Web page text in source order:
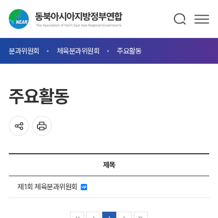
분과위원회 체육분과위원회 주요활동
주요활동
제목
제1회 체육분과위원회